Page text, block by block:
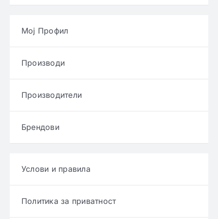
Мој Профил
Производи
Производители
Брендови
Услови и правила
Политика за приватност